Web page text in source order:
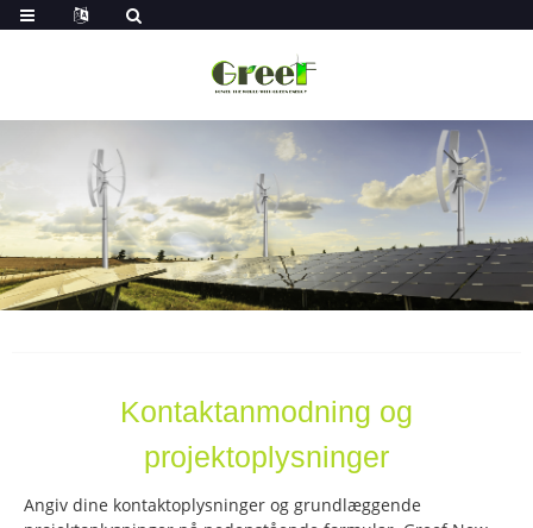
Kontaktanmodning og
projektoplysninger
Angiv dine kontaktoplysninger og grundlæggende